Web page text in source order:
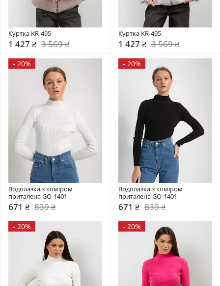
Куртка KR-495
1 427 ₴ 3 569 ₴
Куртка KR-495
1 427 ₴ 3 569 ₴
- 20%
Водолазка з коміром
приталена GO-1401
671 ₴ 839 ₴
- 20%
Водолазка з коміром
приталена GO-1401
671 ₴ 839 ₴
- 20% - 20%